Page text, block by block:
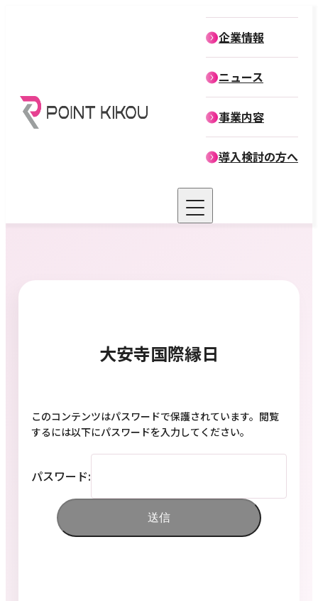
企業情報
企業情報
役員紹介
ニュース
事業内容
導入検討の方へ
大安寺国際縁日
このコンテンツはパスワードで保護されています。閲覧
するには以下にパスワードを入力してください。
パスワード: